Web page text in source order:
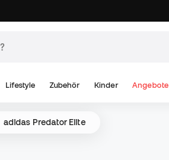
Lifestyle Zubehör Kinder Angebote
adidas Predator Elite